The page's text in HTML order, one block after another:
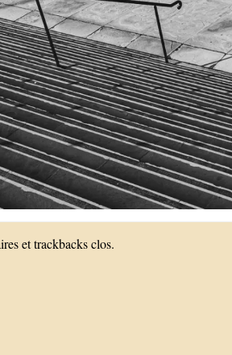
et trackbacks clos.